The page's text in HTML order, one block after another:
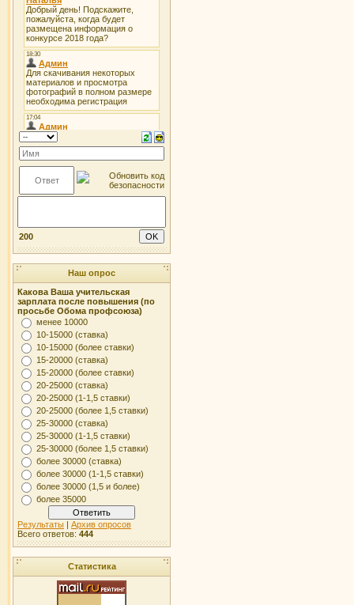
200
Наш опрос
Какова Ваша учительская
зарплата после повышения (по
просьбе Обома профсоюза)
менее 10000
10-15000 (ставка)
10-15000 (более ставки)
15-20000 (ставка)
15-20000 (более ставки)
20-25000 (ставка)
20-25000 (1-1,5 ставки)
20-25000 (более 1,5 ставки)
25-30000 (ставка)
25-30000 (1-1,5 ставки)
25-30000 (более 1,5 ставки)
более 30000 (ставка)
более 30000 (1-1,5 ставки)
более 30000 (1,5 и более)
более 35000
Результаты | Архив опросов
Всего ответов: 444
Статистика